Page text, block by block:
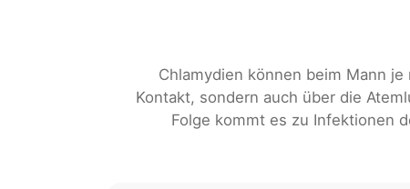
Chlamydien können beim Mann
Kontakt, sondern auch über die
Folge kommt es zu Infektionen